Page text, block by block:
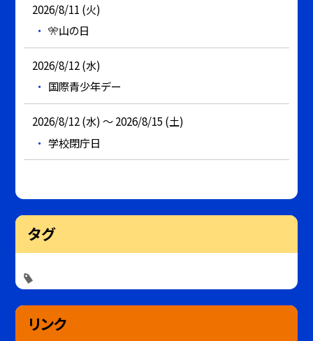
2026/8/11 (火)
🎌山の日
2026/8/12 (水)
国際青少年デー
2026/8/12 (水) ～ 2026/8/15 (土)
学校閉庁日
タグ
リンク